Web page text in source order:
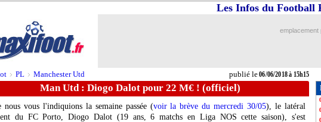
> PL > Manchester Utd publié le06/06/2018 à 15h15
Les Infos du Football
emplacement
Man Utd : Diogo Dalot pour 22 M€ ! (officiel)
nous vous l'indiquions la semaine passée (voir la brève du mercredi 30/05), le latéral
du FC Porto,Diogo Dalot (19 ans, 6 matchs en Liga NOS cette saison), s'est